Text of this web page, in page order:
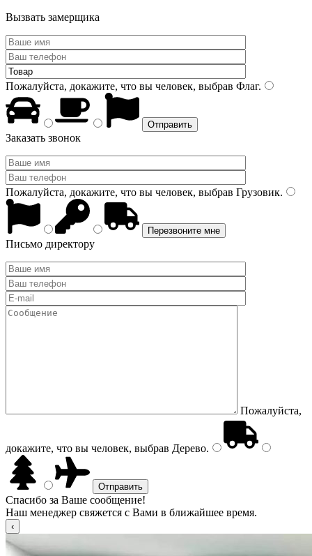
Вызвать замерщика
Пожалуйста, докажите, что вы человек, выбрав Флаг.
Заказать звонок
Пожалуйста, докажите, что вы человек, выбрав Грузовик.
Письмо директору
Пожалуйста,
докажите, что вы человек, выбрав Дерево.
Спасибо за Ваше сообщение!
Наш менеджер свяжется с Вами в ближайшее время.